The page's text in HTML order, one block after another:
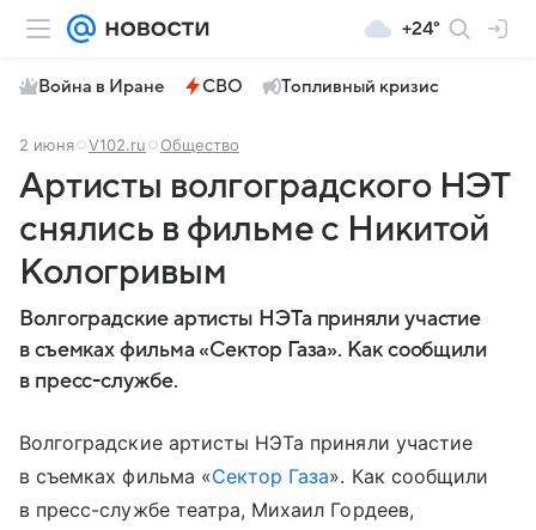
+24°
Война в Иране СВО Топливный кризис
2 июня V102.ru Общество
Артисты волгоградского НЭТ
снялись в фильме с Никитой
Кологривым
Волгоградские артисты НЭТа приняли участие
в съемках фильма «Сектор Газа». Как сообщили
в пресс-службе.
Волгоградские артисты НЭТа приняли участие
в съемках фильма «Сектор Газа». Как сообщили
в пресс-службе театра, Михаил Гордеев,